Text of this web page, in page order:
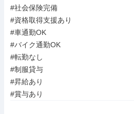
#社会保険完備
#資格取得支援あり
#車通勤OK
#バイク通勤OK
#転勤なし
#制服貸与
#昇給あり
#賞与あり